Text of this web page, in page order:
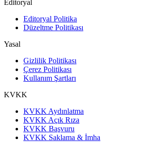
Editoryal
Editoryal Politika
Düzeltme Politikası
Yasal
Gizlilik Politikası
Çerez Politikası
Kullanım Şartları
KVKK
KVKK Aydınlatma
KVKK Açık Rıza
KVKK Başvuru
KVKK Saklama & İmha